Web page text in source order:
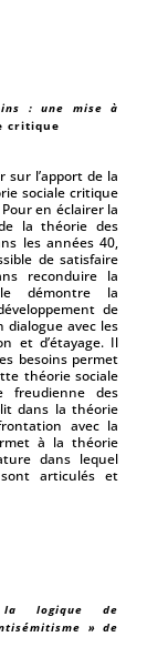
: une mise à
critique
sur l’apport de la
sociale critique
en éclairer la
la théorie des
les années 40,
de satisfaire
reconduire la
démontre la
de
avec les
et d’étayage. Il
besoins permet
théorie sociale
freudienne des
dans la théorie
avec la
à la théorie
dans lequel
articulés et
logique de
» de